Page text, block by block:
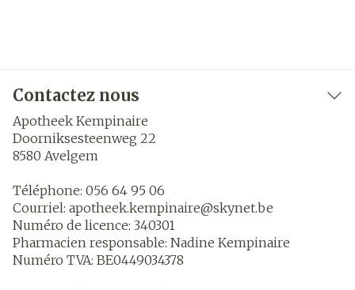
Contactez nous
Apotheek Kempinaire
Doorniksesteenweg 22
8580 Avelgem
Téléphone: 056 64 95 06
Courriel: apotheek.kempinaire@skynet.be
Numéro de licence: 340301
Pharmacien responsable: Nadine Kempinaire
Numéro TVA: BE0449034378